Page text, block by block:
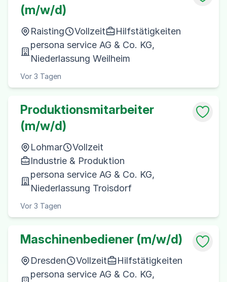
(m/w/d)
Raisting Vollzeit
Hilfstätigkeiten
persona service AG & Co. KG,
Niederlassung Weilheim
Vor 3 Tagen
Produktionsmitarbeiter
(m/w/d)
Lohmar
Vollzeit
Industrie & Produktion
persona service AG & Co. KG,
Niederlassung Troisdorf
Vor 3 Tagen
Maschinenbediener (m/w/d)
Dresden Vollzeit
Hilfstätigkeiten
persona service AG & Co. KG,